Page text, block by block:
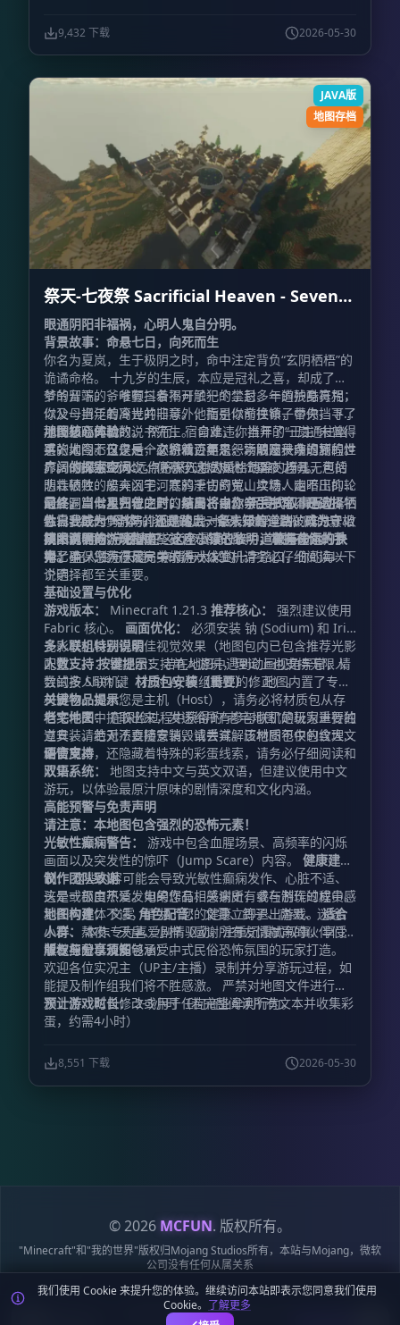
9,432 下载 2026-05-30
JAVA版
地图存档
祭天-七夜祭 Sacrificial Heaven - Seven
Nights Rite
眼通阴阳非福祸，心明人鬼自分明。
背景故事：命悬七日，向死而生
你名为夏岚，生于极阴之时，命中注定背负“玄阴栖梧”的
诡谲命格。 十九岁的生辰，本应是冠礼之喜，却成了噩
梦的开端。爷爷颤抖着揭开了一个尘封多年的残酷真相：
你父母当年的离世并非意外，而是以命换命，替你挡下了
那场必死的劫数。 然而，宿命难违。当年的“正主”未曾得
手，如今七日之后，必将循迹而来，索取这一条迟到的性
命。你的生死大坎，便悬于这短短七个昼夜之间。
爷爷留下的，唯有三条不可触犯的禁忌、一道护身符咒，
以及一把泛着冷光的旧琴。他指引你前往镇子中央，寻找
那位知晓天机的说书先生。 自此，你推开了一扇通往幽
冥的大门。这是一个交织着百年恩怨、阴阳秩序崩坏的世
界。 婉娘那场永远点不燃红烛的婚礼劫难、梓儿无声的
悲壮牺牲、船夫沉于河底的千古奇冤、卖糖人走不出的轮
回怪圈、僧人死守的封口禁言、以及学生那化不开的执
念…… 每一个游荡的孤魂背后，都残存着一块破碎的真相
拼图。 而你，必须在这七个漫漫长夜中，收集线索，点
亮七星，只为在死局中求得一线生机。
地图核心体验
这张地图不仅仅是一次游戏，更是一场触及灵魂的旅程。
广阔的探索空间：你将深入七大风格迥异的场景，包括
阴森破败的废弃凶宅、寒鸦凄切的荒山坟场、幽暗压抑的
河底洞窟以及古老庄严的深山古寺。沉浸式叙事互动：
你需要鼓起勇气与徘徊的鬼魂对话，破解尘封的阵法，收
集关键信物，唤醒那些被遗忘的记忆。道德与命运的抉
择：在人性与天道、亲情与大义的十字路口，你的每一
个选择都至关重要。
最终，当七星归位之时，结局将由你亲手书写。是选择牺
牲自我成为“母体”，还是踏上一条未知的道路，成为守护
阴阳两界的“守桥人”？ 这座小镇的黎明，掌握在你的手
中。
技术说明与游玩指南
为了确保您获得最完美的游戏体验，请务必仔细阅读以下
说明：
基础设置与优化
游戏版本：
Minecraft 1.21.3 推荐核心：
强烈建议使用
Fabric 核心。 画面优化：
必须安装 钠 (Sodium) 和 Iris
光影模组以获得最佳视觉效果（地图包内已包含推荐光影
配置）。按键提示：若在地图中遇到动画视角异常，请
尝试按 Shift 键（针对 AJ 模组特性的修正）。
多人联机特别说明
人数支持：本地图支持单人游玩，理论上也支持无限人
数的多人联机。 材质包安装（重要）：地图内置了专用
材质包。如果您是主机（Host），请务必将材质包从存
档文件夹中提取出来，发送给所有参与联机的玩家进行独
立安装。若无法直接安装，请尝试解压材质包中的纹理文
件使用。
关键物品提示
老宅地图：在探险过程中获得的“老宅地图”是极为重要的
道具，请绝对不要随意销毁或丢弃。该地图不仅包含大量
剧情文本，还隐藏着特殊的彩蛋线索，请务必仔细阅读和
收集。
语言支持
双语系统：
地图支持中文与英文双语，但建议使用中文
游玩，以体验最原汁原味的剧情深度和文化内涵。
高能预警与免责声明
请注意：本地图包含强烈的恐怖元素！
光敏性癫痫警告：
游戏中包含血腥场景、高频率的闪烁
画面以及突发性的惊吓（Jump Scare）内容。 健康建
议：这些内容可能会导致光敏性癫痫发作、心脏不适、
头晕或极度不适。如果您有相关病史，或在游玩过程中感
到任何身体不适，请为了您的健康立即退出游戏。适合
人群： 本作专为喜爱剧情驱动、注重沉浸式叙事、享受
解谜探索以及能够承受中式民俗恐怖氛围的玩家打造。
制作团队致谢
这是一部由热爱发电的作品，感谢所有参与制作的成员。
地图构建：文雯角色配音：文雯、鸽子、南墨、迷途、
小宵、熬夜、天皇、小梓（感谢所有友情献声的伙伴们，
非专业配音请多包涵）。
版权与分享须知
欢迎各位实况主（UP主/主播）录制并分享游玩过程，如
能提及制作组我们将不胜感激。 严禁对地图文件进行二
次上传、私自修改或用于任何商业牟利行为。
预计游戏时长：2-3小时（若完整阅读所有文本并收集彩
蛋，约需4小时）
8,551 下载 2026-05-30
© 2026 MCFUN. 版权所有。
"Minecraft"和"我的世界"版权归Mojang Studios所有，本站与Mojang，微软
公司没有任何从属关系
隐私
服务
Cookie 站点
地图
鄂ICP备
19018284号-6
鄂公网安备
麦块迷APP - 在这里总会找到你喜欢的MC基
我们使用 Cookie 来提升您的体验。继续访问本站即表示您同意我们使用
Cookie。 了解更多